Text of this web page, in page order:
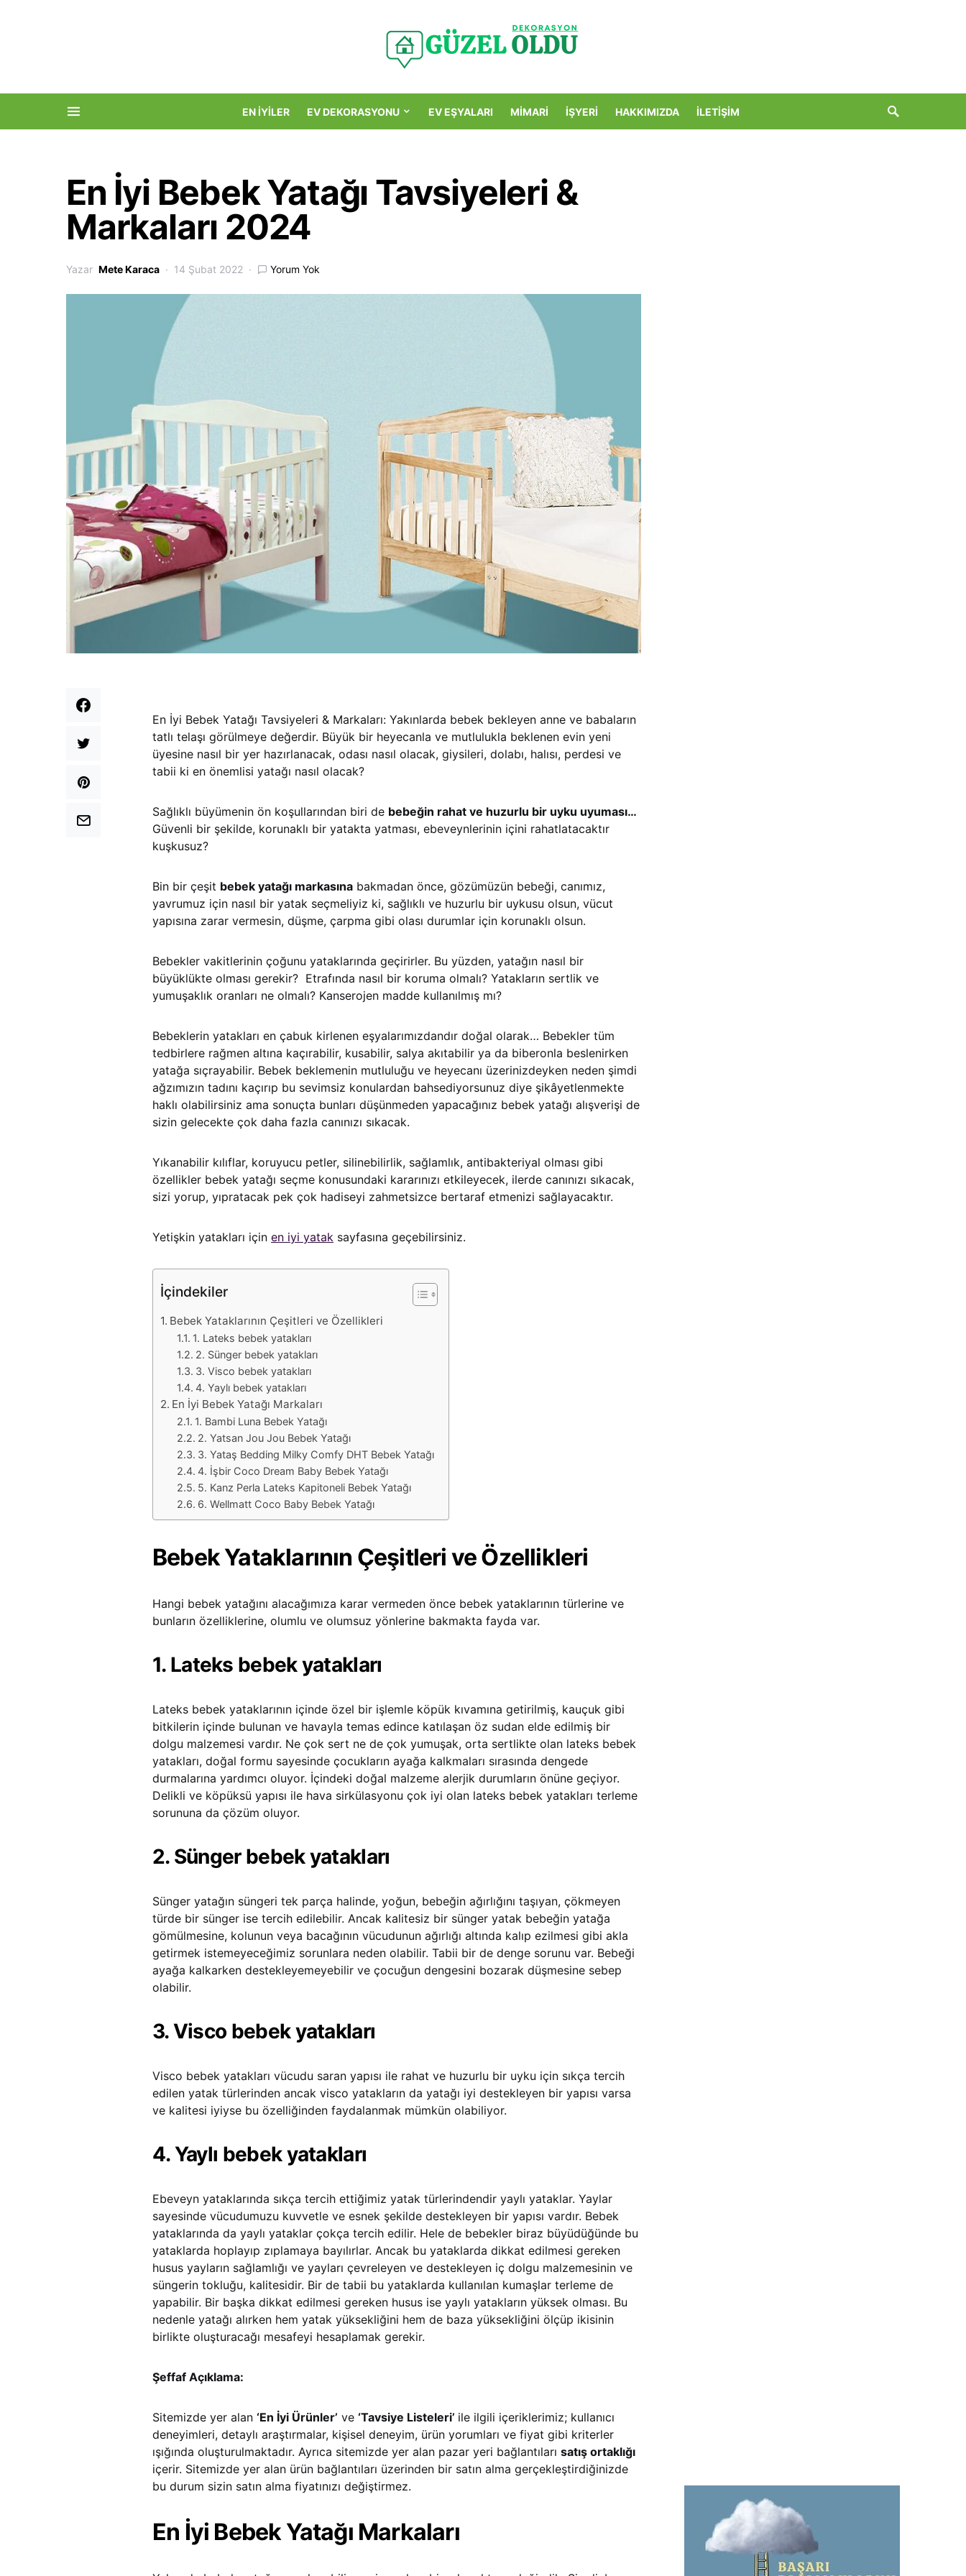
EN İYILER EV DEKORASYONU EV EŞYALARI MIMARI İŞYERI HAKKIMIZDA İLETIŞIM
En İyi Bebek Yatağı Tavsiyeleri &
Markaları 2024
Yazar Mete Karaca 14 Şubat 2022 Yorum Yok
En İyi Bebek Yatağı Tavsiyeleri & Markaları: Yakınlarda bebek bekleyen anne ve babaların
tatlı telaşı görülmeye değerdir. Büyük bir heyecanla ve mutlulukla beklenen evin yeni
üyesine nasıl bir yer hazırlanacak, odası nasıl olacak, giysileri, dolabı, halısı, perdesi ve
tabii ki en önemlisi yatağı nasıl olacak?
Sağlıklı büyümenin ön koşullarından biri de bebeğin rahat ve huzurlu bir uyku uyuması…
Güvenli bir şekilde, korunaklı bir yatakta yatması, ebeveynlerinin içini rahatlatacaktır
kuşkusuz?
Bin bir çeşit bebek yatağı markasına bakmadan önce, gözümüzün bebeği, canımız,
yavrumuz için nasıl bir yatak seçmeliyiz ki, sağlıklı ve huzurlu bir uykusu olsun, vücut
yapısına zarar vermesin, düşme, çarpma gibi olası durumlar için korunaklı olsun.
Bebekler vakitlerinin çoğunu yataklarında geçirirler. Bu yüzden, yatağın nasıl bir
büyüklükte olması gerekir? Etrafında nasıl bir koruma olmalı? Yatakların sertlik ve
yumuşaklık oranları ne olmalı? Kanserojen madde kullanılmış mı?
Bebeklerin yatakları en çabuk kirlenen eşyalarımızdandır doğal olarak… Bebekler tüm
tedbirlere rağmen altına kaçırabilir, kusabilir, salya akıtabilir ya da biberonla beslenirken
yatağa sıçrayabilir. Bebek beklemenin mutluluğu ve heyecanı üzerinizdeyken neden şimdi
ağzımızın tadını kaçırıp bu sevimsiz konulardan bahsediyorsunuz diye şikâyetlenmekte
haklı olabilirsiniz ama sonuçta bunları düşünmeden yapacağınız bebek yatağı alışverişi de
sizin gelecekte çok daha fazla canınızı sıkacak.
Yıkanabilir kılıflar, koruyucu petler, silinebilirlik, sağlamlık, antibakteriyal olması gibi
özellikler bebek yatağı seçme konusundaki kararınızı etkileyecek, ilerde canınızı sıkacak,
sizi yorup, yıpratacak pek çok hadiseyi zahmetsizce bertaraf etmenizi sağlayacaktır.
Yetişkin yatakları için en iyi yatak sayfasına geçebilirsiniz.
İçindekiler
Bebek Yataklarının Çeşitleri ve Özellikleri
1. Lateks bebek yatakları
2. Sünger bebek yatakları
3. Visco bebek yatakları
4. Yaylı bebek yatakları
En İyi Bebek Yatağı Markaları
1. Bambi Luna Bebek Yatağı
2. Yatsan Jou Jou Bebek Yatağı
3. Yataş Bedding Milky Comfy DHT Bebek Yatağı
4. İşbir Coco Dream Baby Bebek Yatağı
5. Kanz Perla Lateks Kapitoneli Bebek Yatağı
6. Wellmatt Coco Baby Bebek Yatağı
Bebek Yataklarının Çeşitleri ve Özellikleri
Hangi bebek yatağını alacağımıza karar vermeden önce bebek yataklarının türlerine ve
bunların özelliklerine, olumlu ve olumsuz yönlerine bakmakta fayda var.
1. Lateks bebek yatakları
Lateks bebek yataklarının içinde özel bir işlemle köpük kıvamına getirilmiş, kauçuk gibi
bitkilerin içinde bulunan ve havayla temas edince katılaşan öz sudan elde edilmiş bir
dolgu malzemesi vardır. Ne çok sert ne de çok yumuşak, orta sertlikte olan lateks bebek
yatakları, doğal formu sayesinde çocukların ayağa kalkmaları sırasında dengede
durmalarına yardımcı oluyor. İçindeki doğal malzeme alerjik durumların önüne geçiyor.
Delikli ve köpüksü yapısı ile hava sirkülasyonu çok iyi olan lateks bebek yatakları terleme
sorununa da çözüm oluyor.
2. Sünger bebek yatakları
Sünger yatağın süngeri tek parça halinde, yoğun, bebeğin ağırlığını taşıyan, çökmeyen
türde bir sünger ise tercih edilebilir. Ancak kalitesiz bir sünger yatak bebeğin yatağa
gömülmesine, kolunun veya bacağının vücudunun ağırlığı altında kalıp ezilmesi gibi akla
getirmek istemeyeceğimiz sorunlara neden olabilir. Tabii bir de denge sorunu var. Bebeği
ayağa kalkarken destekleyemeyebilir ve çocuğun dengesini bozarak düşmesine sebep
olabilir.
3. Visco bebek yatakları
Visco bebek yatakları vücudu saran yapısı ile rahat ve huzurlu bir uyku için sıkça tercih
edilen yatak türlerinden ancak visco yatakların da yatağı iyi destekleyen bir yapısı varsa
ve kalitesi iyiyse bu özelliğinden faydalanmak mümkün olabiliyor.
4. Yaylı bebek yatakları
Ebeveyn yataklarında sıkça tercih ettiğimiz yatak türlerindendir yaylı yataklar. Yaylar
sayesinde vücudumuzu kuvvetle ve esnek şekilde destekleyen bir yapısı vardır. Bebek
yataklarında da yaylı yataklar çokça tercih edilir. Hele de bebekler biraz büyüdüğünde bu
yataklarda hoplayıp zıplamaya bayılırlar. Ancak bu yataklarda dikkat edilmesi gereken
husus yayların sağlamlığı ve yayları çevreleyen ve destekleyen iç dolgu malzemesinin ve
süngerin tokluğu, kalitesidir. Bir de tabii bu yataklarda kullanılan kumaşlar terleme de
yapabilir. Bir başka dikkat edilmesi gereken husus ise yaylı yatakların yüksek olması. Bu
nedenle yatağı alırken hem yatak yüksekliğini hem de baza yüksekliğini ölçüp ikisinin
birlikte oluşturacağı mesafeyi hesaplamak gerekir.
Şeffaf Açıklama:
Sitemizde yer alan ‘En İyi Ürünler’ ve ‘Tavsiye Listeleri’ ile ilgili içeriklerimiz; kullanıcı
deneyimleri, detaylı araştırmalar, kişisel deneyim, ürün yorumları ve fiyat gibi kriterler
ışığında oluşturulmaktadır. Ayrıca sitemizde yer alan pazar yeri bağlantıları satış ortaklığı
içerir. Sitemizde yer alan ürün bağlantıları üzerinden bir satın alma gerçekleştirdiğinizde
bu durum sizin satın alma fiyatınızı değiştirmez.
En İyi Bebek Yatağı Markaları